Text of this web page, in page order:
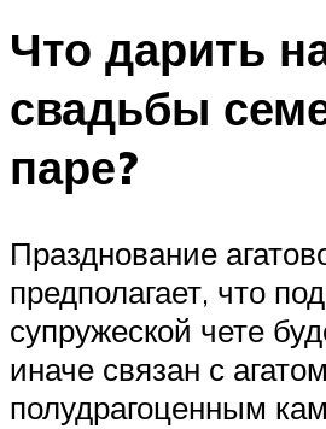
Что дарить
свадьбы
паре?
Празднование
предполагает, что
супружеской чете
иначе связан с
полудрагоценным